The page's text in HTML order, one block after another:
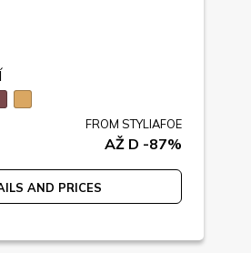
FROM STYLIAFOE
AŽ D -87%
AND PRICES